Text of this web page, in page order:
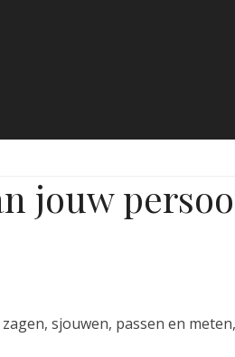
jouw
sjouwen, passen en